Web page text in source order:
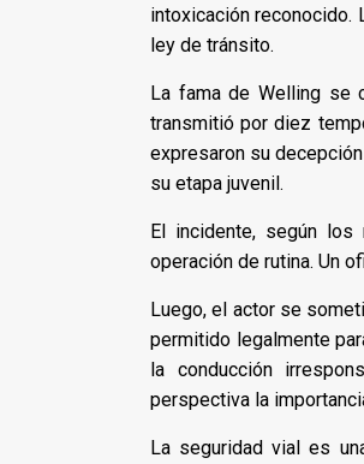
intoxicación
ley de tránsito.
La fama de Welling se
transmitió por diez
expresaron su
su etapa juvenil.
El incidente, según
operación de rutina. Un
Luego, el actor se
permitido legalmente
la conducción
perspectiva la
La seguridad vial es